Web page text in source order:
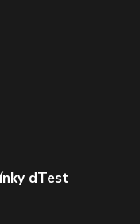
dTest